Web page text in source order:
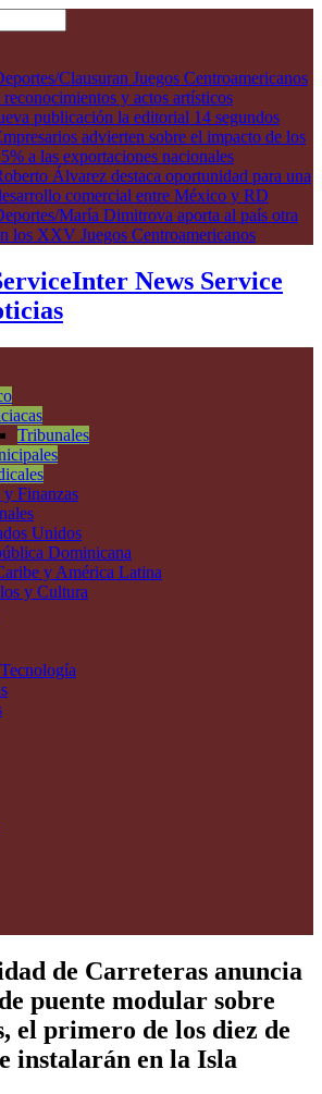
Clausuran Juegos Centroamericanos
y actos artísticos
publicación la editorial 14 segundos
advierten sobre el impacto de los
a las exportaciones nacionales
Álvarez destaca oportunidad para una
comercial entre México y RD
María Dimitrova aporta al país otra
los XXV Juegos Centroamericanos
Inter News Service
Tribunales
Finanzas
Unidos
Dominicana
y América Latina
y Cultura
de Carreteras anuncia
puente modular sobre
el primero de los diez de
instalarán en la Isla